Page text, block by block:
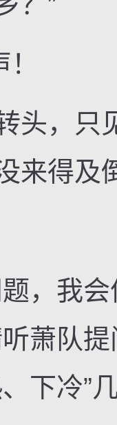
，只
来得及
我会
听萧队
下冷”